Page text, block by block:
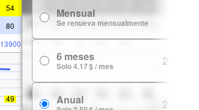
54
80
13900
49
Mensual
Se renueva mensualmente
6 meses
Solo 4.17 $ / mes 24.99 $
Anual 29.99 $